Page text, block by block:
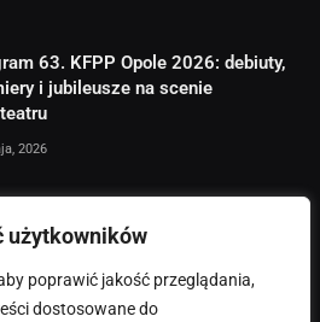
użytkowników
poprawić jakość przeglądania,
dostosowane do
63. KFPP Opole 2026: debiuty,
i jubileusze na scenie
2026